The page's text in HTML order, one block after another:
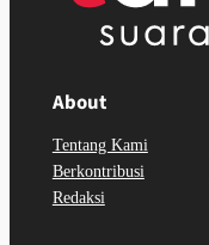
About
Tentang Kami
Berkontribusi
Redaksi